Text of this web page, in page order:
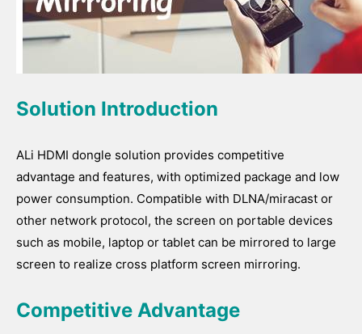
Solution Introduction
ALi HDMI dongle solution provides competitive
advantage and features, with optimized package and low
power consumption. Compatible with DLNA/miracast or
other network protocol, the screen on portable devices
such as mobile, laptop or tablet can be mirrored to large
screen to realize cross platform screen mirroring.
Competitive Advantage